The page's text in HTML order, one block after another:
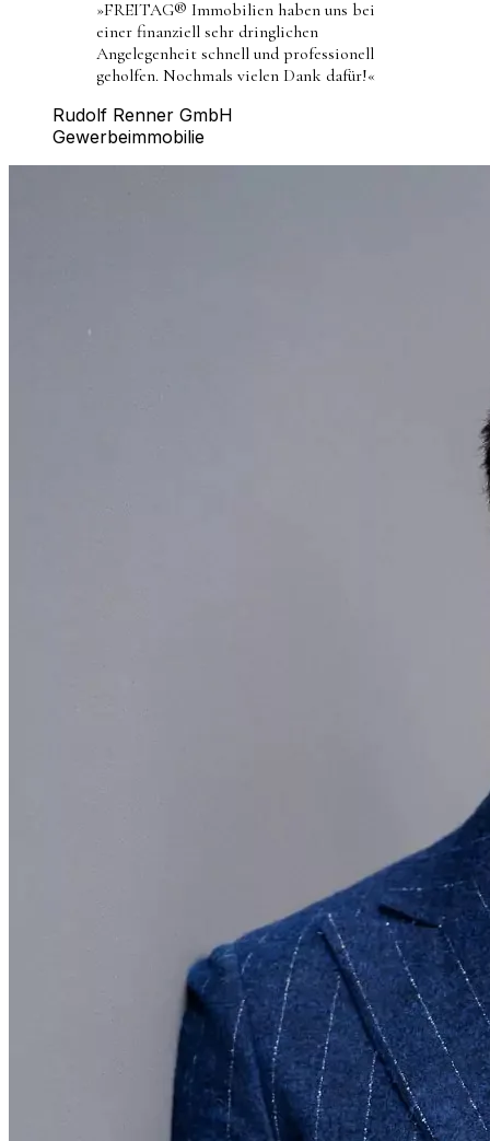
»FREITAG® Immobilien haben uns bei
einer finanziell sehr dringlichen
Angelegenheit schnell und professionell
geholfen. Nochmals vielen Dank dafür!«
Rudolf Renner GmbH
Gewerbeimmobilie